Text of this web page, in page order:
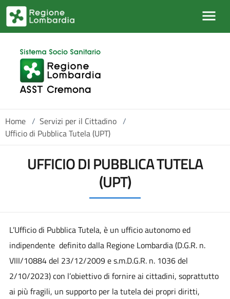
Salta al contenuto principale
Home / Servizi per il Cittadino /
Ufficio di Pubblica Tutela (UPT)
UFFICIO DI PUBBLICA TUTELA
(UPT)
L’Ufficio di Pubblica Tutela, è un ufficio autonomo ed
indipendente definito dalla Regione Lombardia (D.G.R. n.
VIII/10884 del 23/12/2009 e s.m.D.G.R. n. 1036 del
2/10/2023) con l’obiettivo di fornire ai cittadini, soprattutto
ai più fragili, un supporto per la tutela dei propri diritti,